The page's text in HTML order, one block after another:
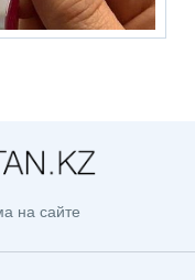
на сайте